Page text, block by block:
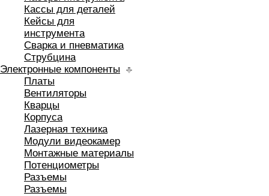
Кассы для деталей
Кейсы для
инструмента
Сварка и пневматика
Струбцина
Электронные компоненты
Платы
Вентиляторы
Кварцы
Корпуса
Лазерная техника
Модули видеокамер
Монтажные материалы
Потенциометры
Разъемы
Разъемы